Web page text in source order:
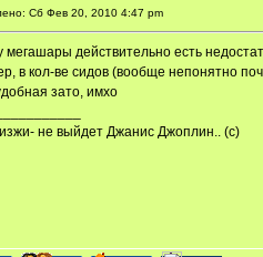
Сб Фев 20, 2010 4:47 pm
мегашары действительно есть
в кол-ве сидов (вообще непонятно
зато, имхо
не выйдет Джанис Джоплин.. (с)